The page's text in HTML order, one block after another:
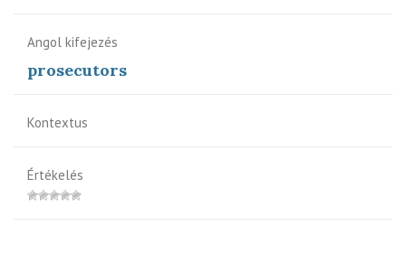
Angol kifejezés
prosecutors
Kontextus
Értékelés